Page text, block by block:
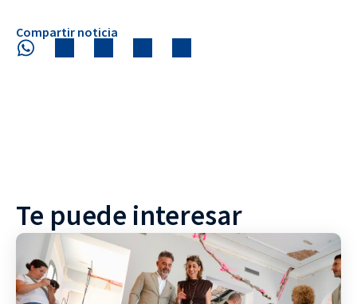
Compartir noticia
Te puede interesar